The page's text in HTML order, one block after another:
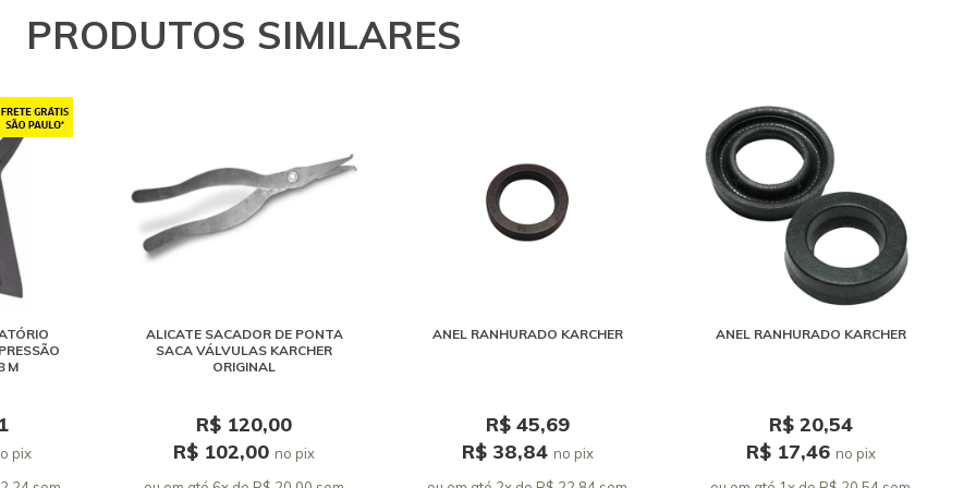
PRODUTOS SIMILARES
M
pix
ALICATE SACADOR DE PONTA
SACA VÁLVULAS KARCHER
ORIGINAL
R$ 120,00
R$ 102,00 no pix
ANEL RANHURADO KARCHER
R$ 45,69
R$ 38,84 no pix
ANEL RANHURADO KARCHER
R$ 20,54
R$ 17,46 no pix